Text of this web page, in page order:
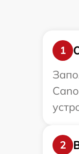
1
2